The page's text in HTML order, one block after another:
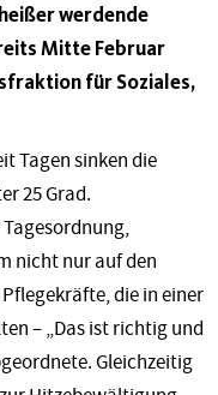
werdende
Mitte Februar
für Soziales,
Tagen sinken die
25 Grad.
nicht nur auf den
die in einer
– „Das ist richtig und
Gleichzeitig